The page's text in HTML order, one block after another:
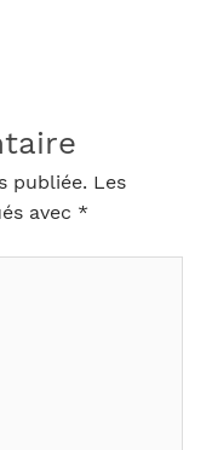
publiée. Les
avec *